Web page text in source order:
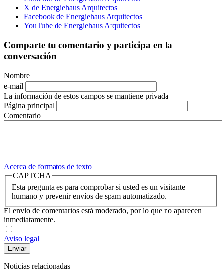
X de Energiehaus Arquitectos
Facebook de Energiehaus Arquitectos
YouTube de Energiehaus Arquitectos
Comparte tu comentario y participa en la
conversación
Nombre
e-mail
La información de estos campos se mantiene privada
Página principal
Comentario
Acerca de formatos de texto
CAPTCHA
Esta pregunta es para comprobar si usted es un visitante
humano y prevenir envíos de spam automatizado.
El envío de comentarios está moderado, por lo que no aparecen
inmediatamente.
Aviso legal
Noticias relacionadas